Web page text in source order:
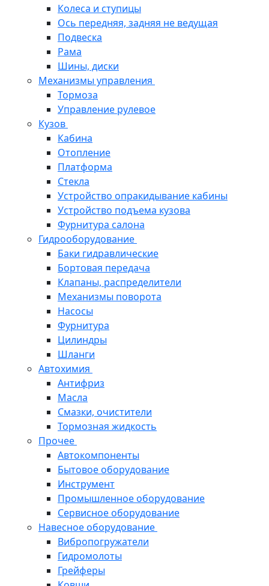
Колеса и ступицы
Ось передняя, задняя не ведущая
Подвеска
Рама
Шины, диски
Механизмы управления
Тормоза
Управление рулевое
Кузов
Кабина
Отопление
Платформа
Стекла
Устройство опракидывание кабины
Устройство подъема кузова
Фурнитура салона
Гидрооборудование
Баки гидравлические
Бортовая передача
Клапаны, распределители
Механизмы поворота
Насосы
Фурнитура
Цилиндры
Шланги
Автохимия
Антифриз
Масла
Смазки, очистители
Тормозная жидкость
Прочее
Автокомпоненты
Бытовое оборудование
Инструмент
Промышленное оборудование
Сервисное оборудование
Навесное оборудование
Вибропогружатели
Гидромолоты
Грейферы